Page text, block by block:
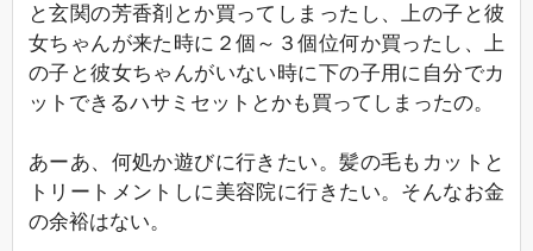
と玄関の芳香剤とか買ってしまったし、上の子と彼
女ちゃんが来た時に２個～３個位何か買ったし、上
の子と彼女ちゃんがいない時に下の子用に自分でカ
ットできるハサミセットとかも買ってしまったの。
あーあ、何処か遊びに行きたい。髪の毛もカットと
トリートメントしに美容院に行きたい。そんなお金
の余裕はない。